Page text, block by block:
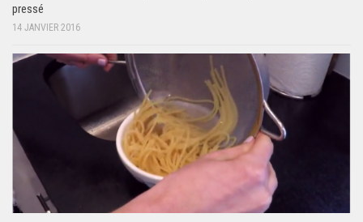
pressé
14 JANVIER 2016